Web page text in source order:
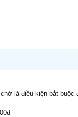
là điều kiện bắt buộc